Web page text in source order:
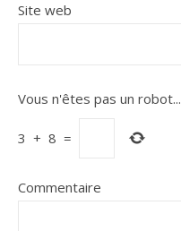
Site web
Vous n'êtes pas un robot...
3 + 8 =
Commentaire